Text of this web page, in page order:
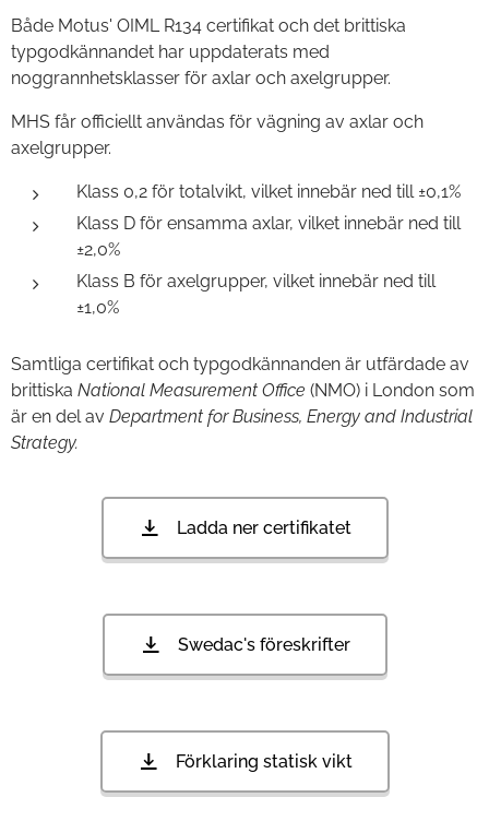
Både Motus' OIML R134 certifikat och det brittiska
typgodkännandet har uppdaterats med
noggrannhetsklasser för axlar och axelgrupper.
MHS får officiellt användas för vägning av axlar och
axelgrupper.
Klass 0,2 för totalvikt, vilket innebär ned till ±0,1%
Klass D för ensamma axlar, vilket innebär ned till
±2,0%
Klass B för axelgrupper, vilket innebär ned till
±1,0%
Samtliga certifikat och typgodkännanden är utfärdade av
brittiska National Measurement Office (NMO) i London som
är en del av Department for Business, Energy and Industrial
Strategy.
Ladda ner certifikatet
Swedac's föreskrifter
Förklaring statisk vikt